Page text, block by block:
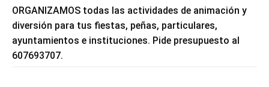
ORGANIZAMOS todas las actividades de animación y
diversión para tus fiestas, peñas, particulares,
ayuntamientos e instituciones. Pide presupuesto al
607693707.